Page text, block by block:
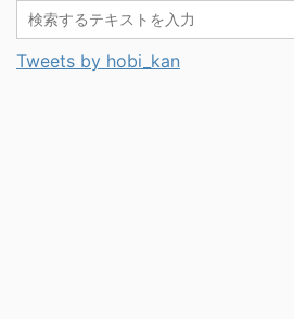
Tweets by hobi_kan